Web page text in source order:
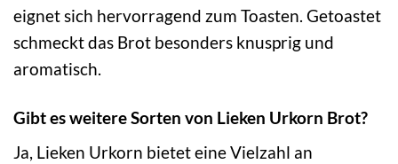
eignet sich hervorragend zum Toasten. Getoastet
schmeckt das Brot besonders knusprig und
aromatisch.
Gibt es weitere Sorten von Lieken Urkorn Brot?
Ja, Lieken Urkorn bietet eine Vielzahl an